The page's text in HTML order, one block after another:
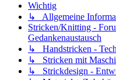
Wichtig
↳ Allgemeine
Stricken/Knitting -
Gedankenaustausch
↳ Handstricken -
↳ Stricken mit
↳ Strickdesign -